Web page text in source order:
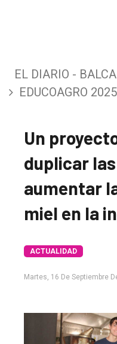
EL DIARIO -
EDUCOAGRO 2025
Un
duplicar
aumentar
miel en la
ACTUALIDAD
Martes, 16 De Septiembre